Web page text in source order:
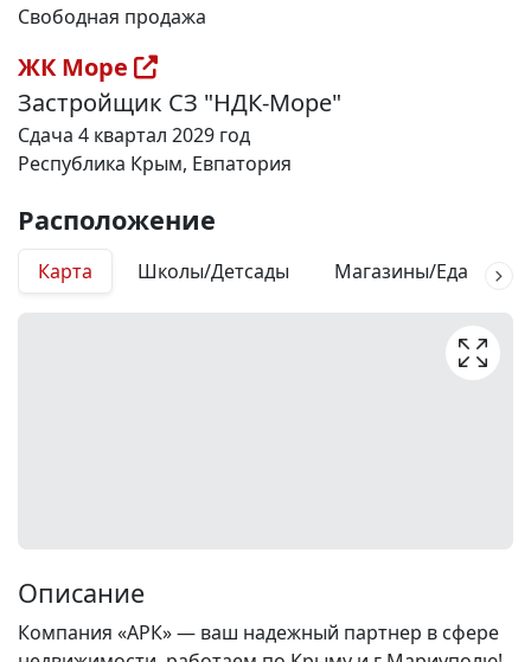
Свободная продажа
ЖК Море
Застройщик СЗ "НДК-Море"
Сдача 4 квартал 2029 год
Республика Крым, Евпатория
Расположение
Карта Школы/Детсады Магазины/Еда
Описание
Компания «АРК» — ваш надежный партнер в сфере